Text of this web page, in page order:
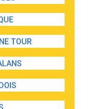
TOUR